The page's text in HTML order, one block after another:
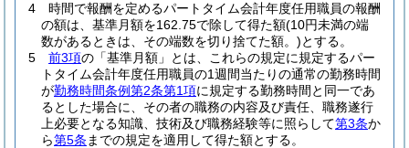
4
時間で報酬を定めるパートタイム会計年度任用職員の報酬
の額は、基準月額を162.75で除して得た額(10円未満の端
数があるときは、その端数を切り捨てた額。)とする。
5
前3項の「基準月額」とは、これらの規定に規定するパー
トタイム会計年度任用職員の1週間当たりの通常の勤務時間
が勤務時間条例第2条第1項に規定する勤務時間と同一であ
るとした場合に、その者の職務の内容及び責任、職務遂行
上必要となる知識、技術及び職務経験等に照らして第3条か
ら第5条 までの規定を適用して得た額とする。